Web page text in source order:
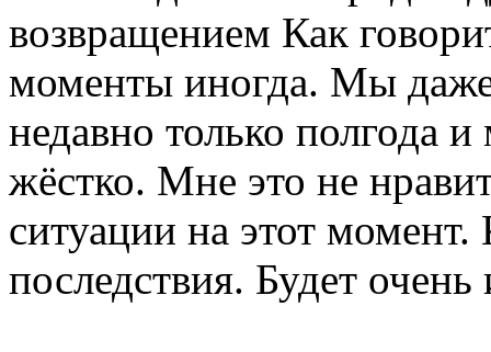
возвращением Как
моменты иногда. Мы
недавно только полгода
жёстко. Мне это не
ситуации на этот
последствия. Будет